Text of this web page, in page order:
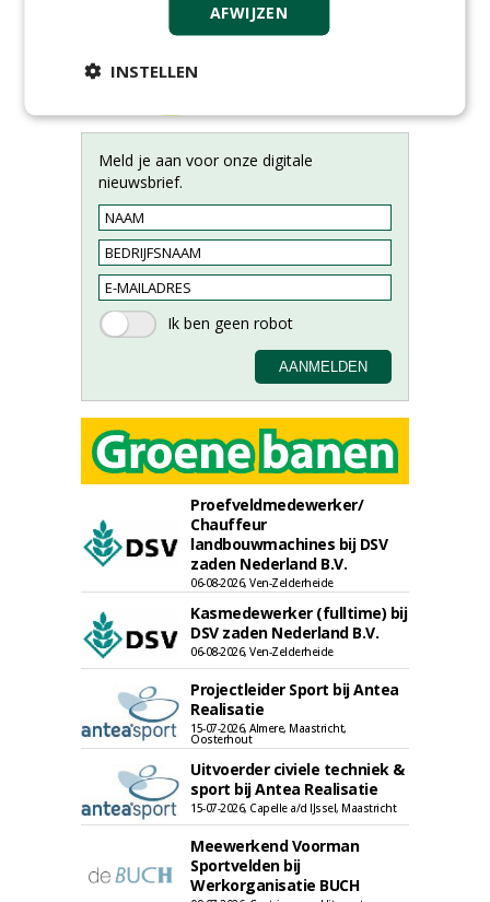
Meld je aan voor onze digitale
nieuwsbrief.
Proefveldmedewerker/
Chauffeur
landbouwmachines bij DSV
zaden Nederland B.V.
06-08-2026, Ven-Zelderheide
Kasmedewerker (fulltime) bij
DSV zaden Nederland B.V.
06-08-2026, Ven-Zelderheide
Projectleider Sport bij Antea
Realisatie
15-07-2026, Almere, Maastricht,
Oosterhout
Uitvoerder civiele techniek &
sport bij Antea Realisatie
15-07-2026, Capelle a/d IJssel, Maastricht
Meewerkend Voorman
Sportvelden bij
Werkorganisatie BUCH
AFWIJZEN
INSTELLEN